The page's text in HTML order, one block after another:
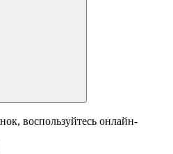
воспользуйтесь онлайн-